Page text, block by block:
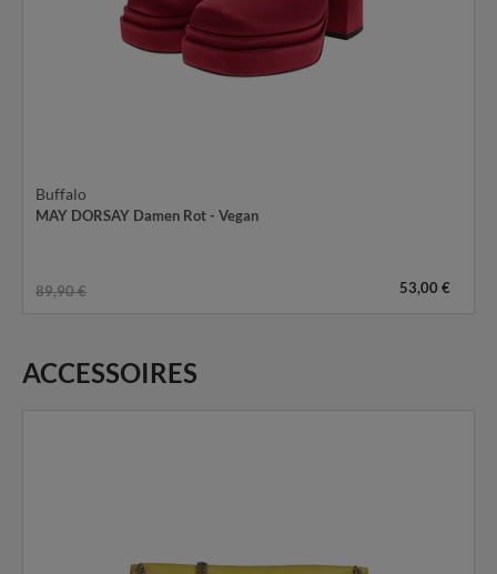
Buffalo
MAY DORSAY Damen Rot - Vegan
89,90 € 53,00 €
ACCESSOIRES